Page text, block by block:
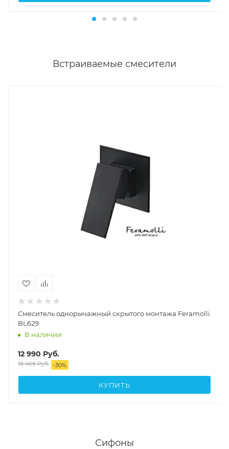
Встраиваемые смесители
Смеситель однорычажный скрытого монтажа Feramolli
BL629
В наличии
12 990 Руб.
18 468Руб. -30%
КУПИТЬ
Сифоны